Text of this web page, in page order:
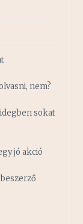
nem?
sokat
jó akció